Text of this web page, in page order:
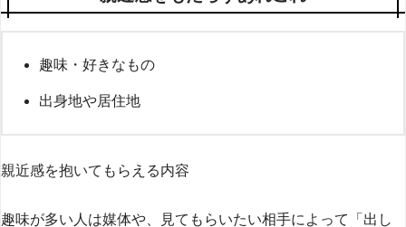
趣味・好きなもの
出身地や居住地
親近感を抱いてもらえる内容
趣味が多い人は媒体や、見てもらいたい相手によって「出し